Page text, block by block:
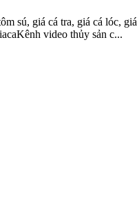
sú, giá cá tra, giá cá lóc, giá
video thủy sản c...